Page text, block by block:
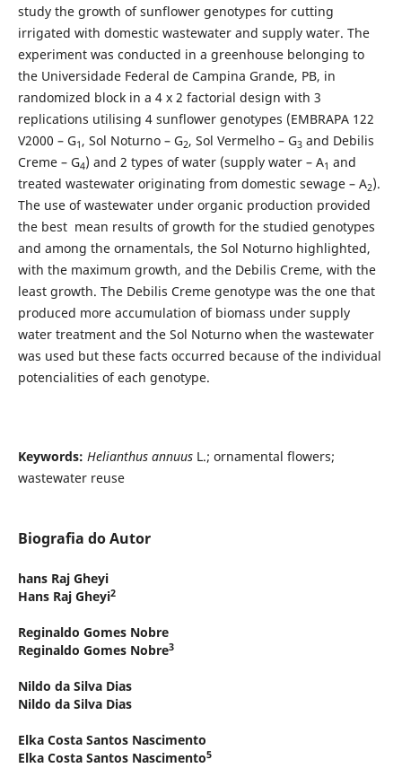
study the growth of sunflower genotypes for cutting
irrigated with domestic wastewater and supply water. The
experiment was conducted in a greenhouse belonging to
the Universidade Federal de Campina Grande, PB, in
randomized block in a 4 x 2 factorial design with 3
replications utilising 4 sunflower genotypes (EMBRAPA 122
V2000 – G1 , Sol Noturno – G2, Sol Vermelho – G3 and Debilis
Creme – G4) and 2 types of water (supply water – A1 and
treated wastewater originating from domestic sewage – A2).
The use of wastewater under organic production provided
the best mean results of growth for the studied genotypes
and among the ornamentals, the Sol Noturno highlighted,
with the maximum growth, and the Debilis Creme, with the
least growth. The Debilis Creme genotype was the one that
produced more accumulation of biomass under supply
water treatment and the Sol Noturno when the wastewater
was used but these facts occurred because of the individual
potencialities of each genotype.
Keywords: Helianthus annuusL.; ornamental flowers;
wastewater reuse
Biografia do Autor
hans Raj Gheyi
Hans Raj Gheyi2
Reginaldo Gomes Nobre
Reginaldo Gomes Nobre3
Nildo da Silva Dias
Nildo da Silva Dias
Elka Costa Santos Nascimento
Elka Costa Santos Nascimento5